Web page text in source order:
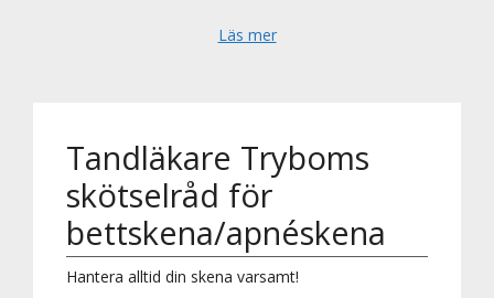
Läs mer
Tandläkare Tryboms
skötselråd för
bettskena/apnéskena
Hantera alltid din skena varsamt!